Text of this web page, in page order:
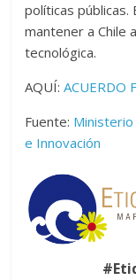
políticas
mantener a Chile
tecnológica.
AQUÍ:ACUERDO
Fuente: Ministerio
e Innovación